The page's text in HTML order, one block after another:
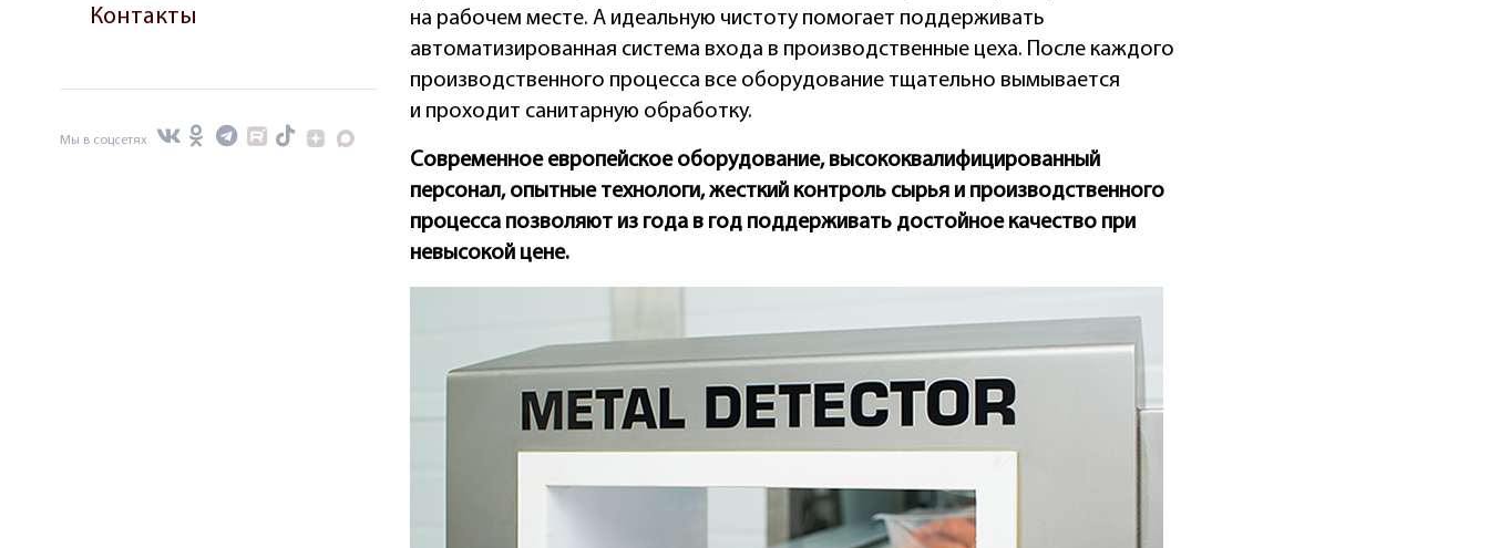
Контакты
Мы в соцсетях
на рабочем месте. А идеальную чистоту помогает поддерживать
автоматизированная система входа в производственные цеха. После каждого
производственного процесса все оборудование тщательно вымывается
и проходит санитарную обработку.
Современное европейское оборудование, высококвалифицированный
персонал, опытные технологи, жесткий контроль сырья и производственного
процесса позволяют из года в год поддерживать достойное качество при
невысокой цене.